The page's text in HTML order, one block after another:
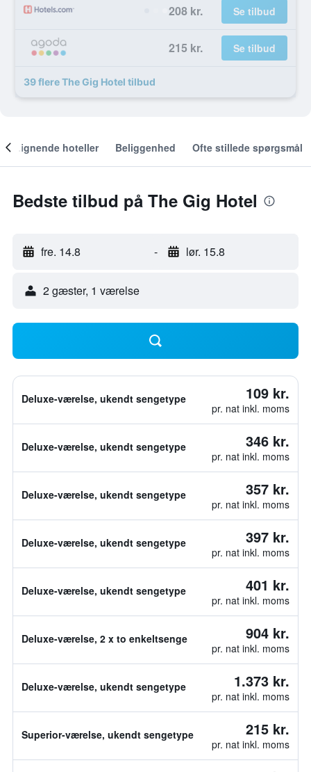
208 kr. Se tilbud
215 kr. Se tilbud
39 flere The Gig Hotel tilbud
Lignende hoteller Beliggenhed Ofte stillede spørgsmål
Bedste tilbud på The Gig Hotel
fre. 14.8 - lør. 15.8
2 gæster, 1 værelse
Deluxe-værelse, ukendt sengetype 109 kr.
pr. nat inkl. moms
Deluxe-værelse, ukendt sengetype 346 kr.
pr. nat inkl. moms
Deluxe-værelse, ukendt sengetype 357 kr.
pr. nat inkl. moms
Deluxe-værelse, ukendt sengetype 397 kr.
pr. nat inkl. moms
Deluxe-værelse, ukendt sengetype 401 kr.
pr. nat inkl. moms
Deluxe-værelse, 2 x to enkeltsenge 904 kr.
pr. nat inkl. moms
Deluxe-værelse, ukendt sengetype 1.373 kr.
pr. nat inkl. moms
Superior-værelse, ukendt sengetype 215 kr.
pr. nat inkl. moms